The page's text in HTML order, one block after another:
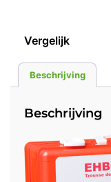
Vergelijk
Beschrijving
Beschrijving